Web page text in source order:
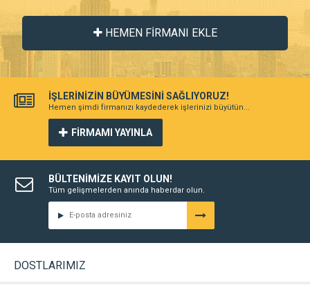
HEMEN FİRMANI EKLE
İŞLERİNİZİN BÜYÜMESİNİ SAĞLIYORUZ!
Hemen şimdi firmanızı kaydederek işlerinizi büyütün...
FİRMAMI YAYINLA
BÜLTENİMİZE KAYIT OLUN!
Tüm gelişmelerden anında haberdar olun.
DOSTLARIMIZ